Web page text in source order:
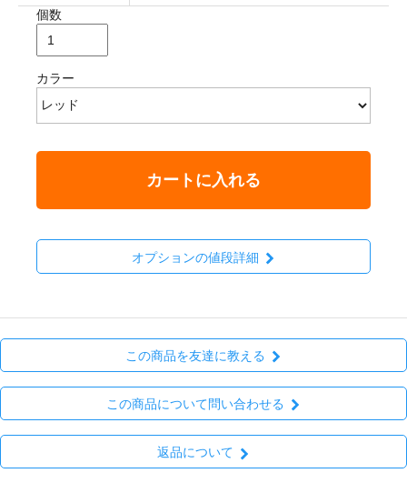
個数
カラー
カートに入れる
オプションの値段詳細
この商品を友達に教える
この商品について問い合わせる
返品について